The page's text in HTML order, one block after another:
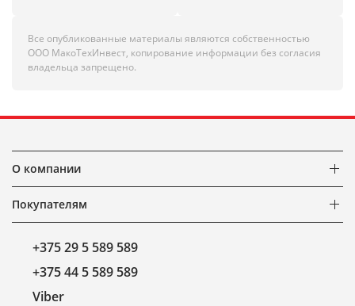
Все опубликованные материалы являются собственностью
ООО МакоТехИнвест, копирование информации без согласия
владельца запрещено.
О компании
Покупателям
+375 29 5 589 589
+375 44 5 589 589
Viber